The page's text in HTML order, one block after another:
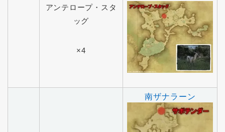
アンテロープ・スタ
ッグ
×4
南ザナラーン